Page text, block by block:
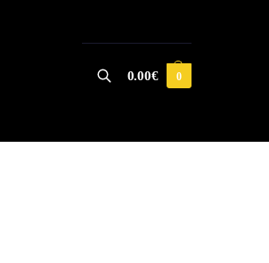
0.00€ 0